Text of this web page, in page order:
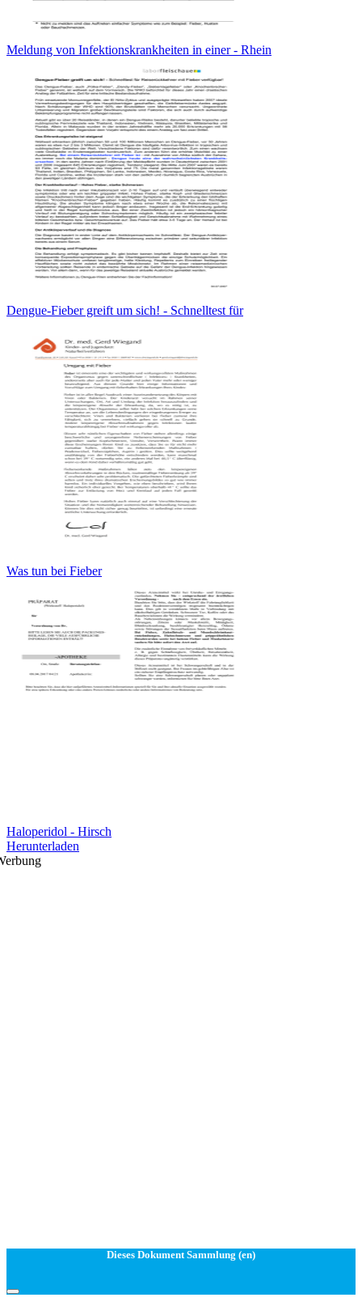
Meldung von Infektionskrankheiten in einer - Rhein
Dengue-Fieber greift um sich! - Schnelltest für
Was tun bei Fieber
Haloperidol - Hirsch
Herunterladen
Dieses Dokument Sammlung (en)